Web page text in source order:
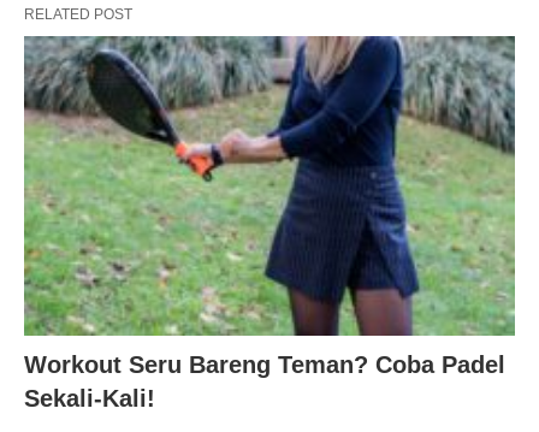
RELATED POST
Workout Seru Bareng Teman? Coba Padel
Sekali-Kali!